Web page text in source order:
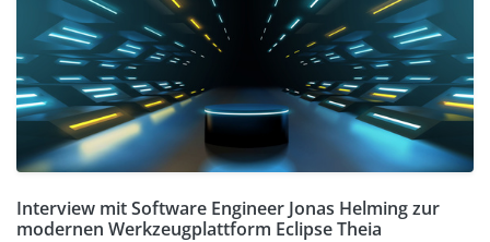
Interview mit Software Engineer Jonas Helming zur
modernen Werkzeugplattform Eclipse Theia